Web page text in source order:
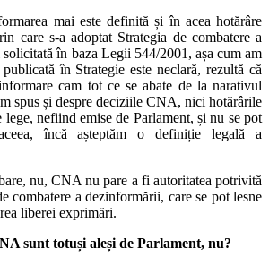
mai este definită și în acea hotărâre
care s-a adoptat Strategia de combatere a
în baza Legii 544/2001, așa cum am
în Strategie este neclară, rezultă că
cam tot ce se abate de la narativul
spus și despre deciziile CNA, nici hotărârile
nefiind emise de Parlament, și nu se pot
încă așteptăm o definiție legală a
nu, CNA nu pare a fi autoritatea potrivită
combatere a dezinformării, care se pot lesne
liberei exprimări.
sunt totuși aleși de Parlament, nu?